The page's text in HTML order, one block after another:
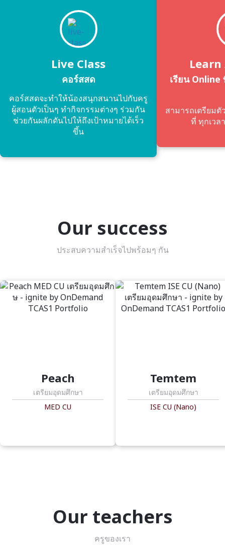
Live Class
คอร์สสด
คอร์สสดจะทําให้น้องสนุกสนานไปกับครู
ผู้สอนตัวเป็นๆ ทํากิจกรรมต่างๆ ร่วมกัน
ช่วยกันผลักดันไปให้ถึงเป้าหมายได้เร็ว
ขึ้น
เรียน Online
สามารถเตรียม
ที่ ทุกเวล
Our success
ประสบความสำเร็จไปพร้อมๆ กัน
Peach
เตรียมอุดมศึกษา
MED CU
Temtem
เตรียมอุดมศึกษา
ISE CU (Nano)
Our teachers
ครูของเรา